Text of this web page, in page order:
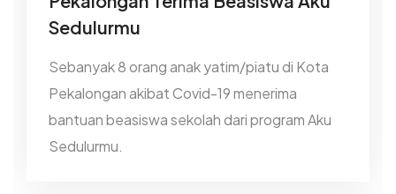
Sedulurmu
Sebanyak 8 orang anak yatim/piatu di Kota
Pekalongan akibat Covid-19 menerima
bantuan beasiswa sekolah dari program Aku
Sedulurmu.